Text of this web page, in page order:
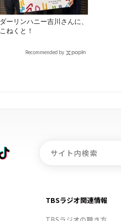
ダーリンハニー吉川さんに、
こねくと！
Recommended by
TBSラジオ関連情報